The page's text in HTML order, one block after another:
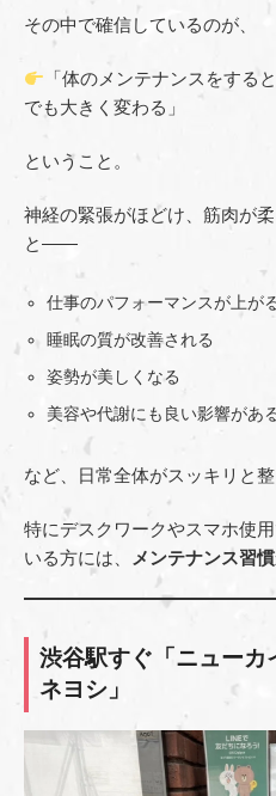
その中で確信しているのが、
「体のメンテナンスをする
でも大きく変わる」
ということ。
神経の緊張がほどけ、筋肉が
と——
仕事のパフォーマンスが上が
睡眠の質が改善される
姿勢が美しくなる
美容や代謝にも良い影響があ
など、日常全体がスッキリと整
特にデスクワークやスマホ使
いる方には、
メンテナンス習
渋谷駅すぐ「ニューカ
ネヨシ」